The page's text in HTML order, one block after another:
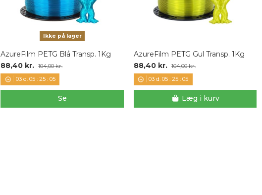
Ikke på lager
AzureFilm PETG Blå Transp. 1Kg
88,40 kr. 104,00 kr.
03d. 05: 25: 04
Se
AzureFilm PETG Gul Transp. 1Kg
88,40 kr. 104,00 kr.
03 d. 05 :25 :04
Læg i kurv